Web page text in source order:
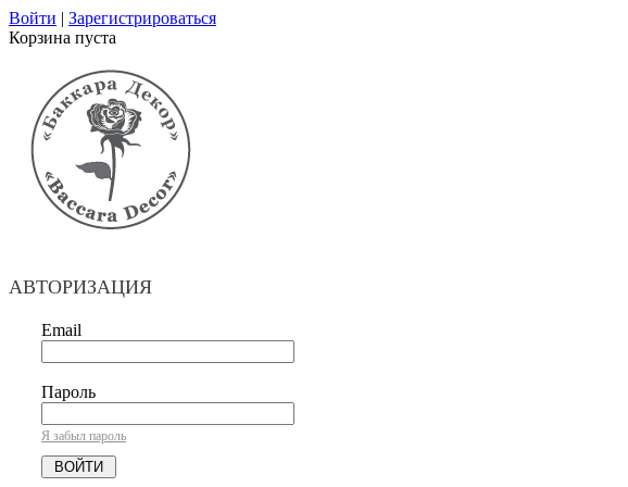
Войти | Зарегистрироваться
Корзина пуста
АВТОРИЗАЦИЯ
Email
Пароль
Я забыл пароль